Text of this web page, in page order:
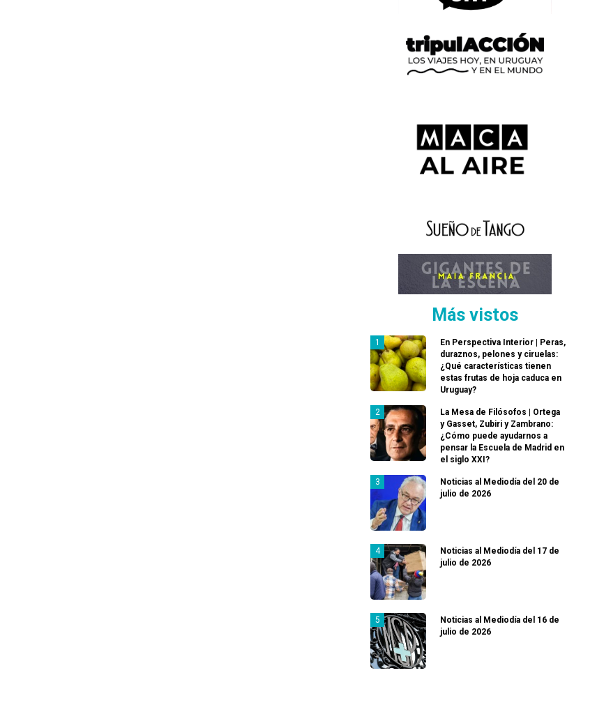
Más vistos
En Perspectiva Interior | Peras,
duraznos, pelones y ciruelas:
¿Qué características tienen
estas frutas de hoja caduca en
Uruguay?
La Mesa de Filósofos | Ortega
y Gasset, Zubiri y Zambrano:
¿Cómo puede ayudarnos a
pensar la Escuela de Madrid en
el siglo XXI?
Noticias al Mediodía del 20 de
julio de 2026
Noticias al Mediodía del 17 de
julio de 2026
Noticias al Mediodía del 16 de
julio de 2026